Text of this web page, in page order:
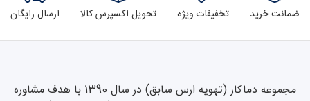
ضمانت خرید تخفیفات ویژه تحویل اکسپرس کالا ارسال رایگان
مجموعه دماکار (تهویه ارس سابق) در سال 1390 با هدف مشاوره